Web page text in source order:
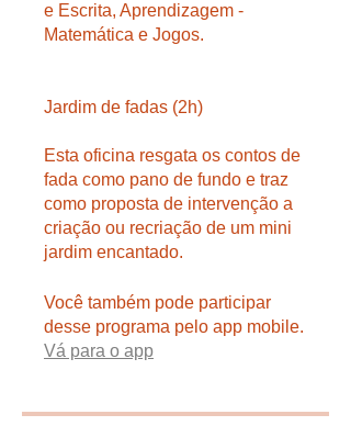
e Escrita, Aprendizagem -
Matemática e Jogos.
Jardim de fadas (2h)
Esta oficina resgata os contos de
fada como pano de fundo e traz
como proposta de intervenção a
criação ou recriação de um mini
Você também pode participar
desse programa pelo app mobile.
Vá para o app